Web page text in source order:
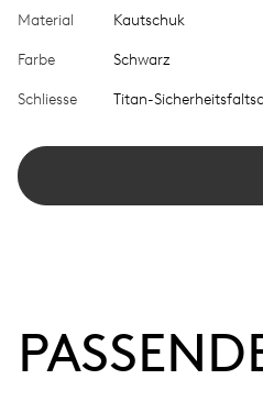
Material Kautschuk
Farbe Schwarz
Schliesse Titan-